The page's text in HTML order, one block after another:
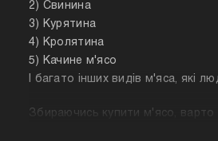
2) Свинина
3) Курятина
4) Кролятина
5) Качине м'ясо
І багато інших видів м'яса, які
Збираючись купити м'ясо, варто